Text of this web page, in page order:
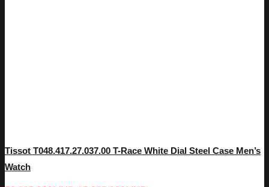
Tissot T048.417.27.037.00 T-Race White Dial Steel Case Men’s
Watch